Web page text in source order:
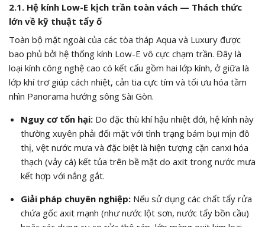
2.1. Hệ kính Low-E kịch trần toàn vách — Thách thức
lớn về kỹ thuật tẩy ố
Toàn bộ mặt ngoài của các tòa tháp Aqua và Luxury được
bao phủ bởi hệ thống kính Low-E vô cực chạm trần. Đây là
loại kính công nghệ cao có kết cấu gồm hai lớp kính, ở giữa là
lớp khí trơ giúp cách nhiệt, cản tia cực tím và tối ưu hóa tầm
nhìn Panorama hướng sông Sài Gòn.
Nguy cơ tổn hại:Do đặc thù khí hậu nhiệt đới, hệ kính này
thường xuyên phải đối mặt với tình trạng bám bụi mịn đô
thị, vệt nước mưa và đặc biệt là hiện tượng cặn canxi hóa
thạch (vảy cá) kết tủa trên bề mặt do axit trong nước mưa
kết hợp với nắng gắt.
Giải pháp chuyên nghiệp:Nếu sử dụng các chất tẩy rửa
chứa gốc axit mạnh (như nước lột sơn, nước tẩy bồn cầu)